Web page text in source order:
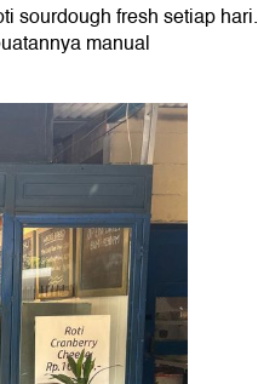
sourdough fresh setiap hari.
manual